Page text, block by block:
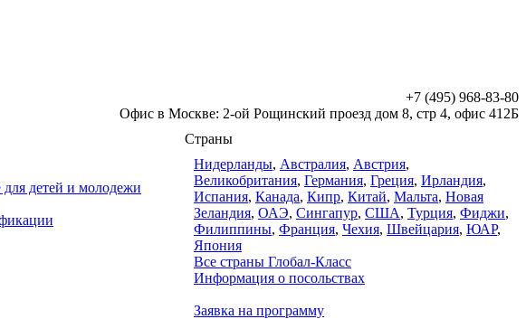
+7 (495) 968-83-80
Офис в Москве: 2-ой Рощинский проезд дом 8, стр 4, офис 412Б
Страны
для детей и молодежи
Нидерланды, Австралия, Австрия,
Великобритания, Германия, Греция, Ирландия,
Испания, Канада, Кипр, Китай, Мальта, Новая
Зеландия, ОАЭ, Сингапур, США, Турция, Фиджи,
Филиппины, Франция, Чехия, Швейцария, ЮАР,
Япония
Все страны Глобал-Класс
Информация о посольствах
Заявка на программу